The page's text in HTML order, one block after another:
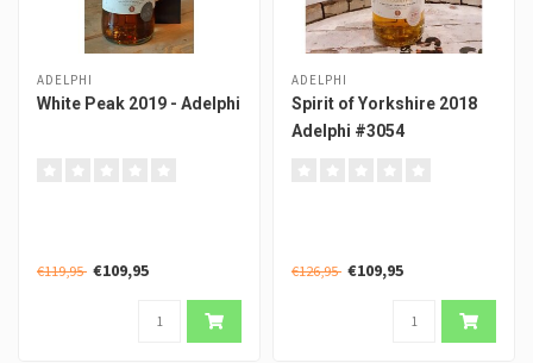
ADELPHI
White Peak 2019 - Adelphi
€119,95 €109,95
ADELPHI
Spirit of Yorkshire 2018
Adelphi #3054
€126,95 €109,95